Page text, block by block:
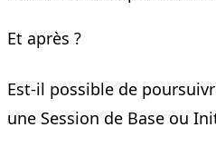
Et après ?
Est-il possible de
une Session de Base ou